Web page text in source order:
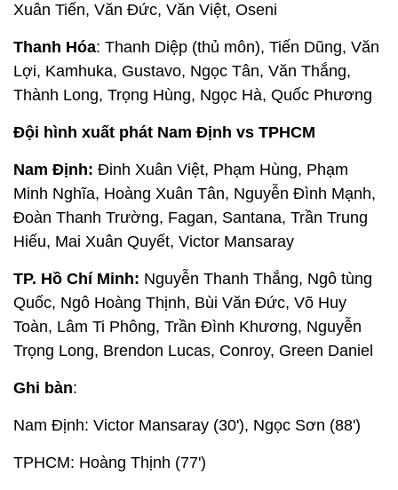
Xuân Tiến, Văn Đức, Văn Việt, Oseni
Thanh Hóa: Thanh Diệp (thủ môn), Tiến Dũng, Văn
Lợi, Kamhuka, Gustavo, Ngọc Tân, Văn Thắng,
Thành Long, Trọng Hùng, Ngọc Hà, Quốc Phương
Đội hình xuất phát Nam Định vs TPHCM
Nam Định: Đinh Xuân Việt, Phạm Hùng, Phạm
Minh Nghĩa, Hoàng Xuân Tân, Nguyễn Đình Mạnh,
Đoàn Thanh Trường, Fagan, Santana, Trần Trung
Hiếu, Mai Xuân Quyết, Victor Mansaray
TP. Hồ Chí Minh: Nguyễn Thanh Thắng, Ngô tùng
Quốc, Ngô Hoàng Thịnh, Bùi Văn Đức, Võ Huy
Toàn, Lâm Ti Phông, Trần Đình Khương, Nguyễn
Trọng Long, Brendon Lucas, Conroy, Green Daniel
Ghi bàn:
Nam Định: Victor Mansaray (30'), Ngọc Sơn (88')
TPHCM: Hoàng Thịnh (77')